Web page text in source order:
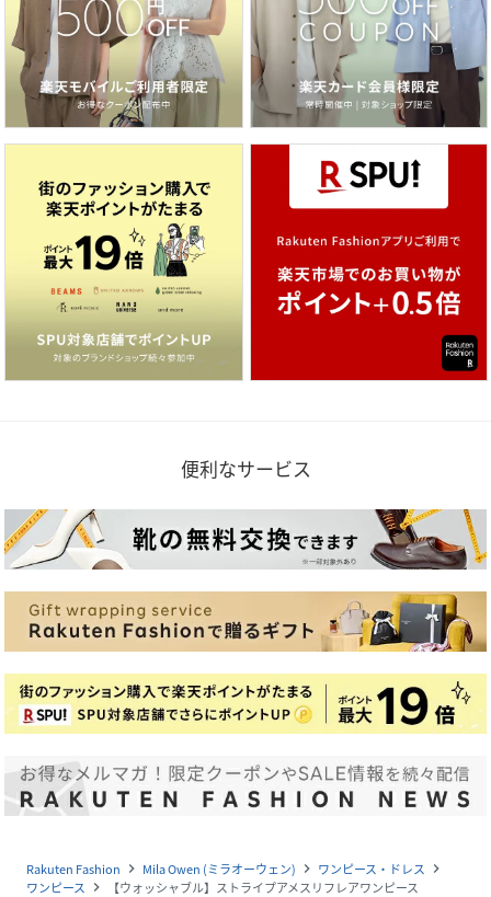
便利なサービス
Rakuten Fashion navigate_next Mila Owen (ミラオーウェン) navigate_next ワンピース・ドレス navigate_next
ワンピース navigate_next 【ウォッシャブル】ストライプアメスリフレアワンピース